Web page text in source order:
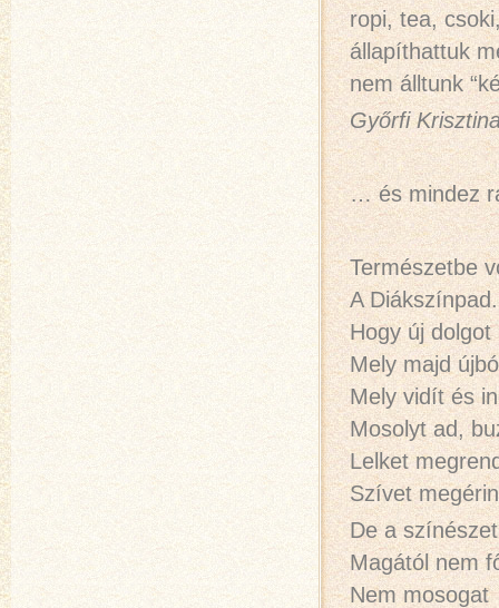
ropi, tea,
állapíthattuk
nem álltunk
Győrfi
… és mindez
Természetbe
A Diákszínpad.
Hogy új dolgot
Mely majd
Mely vidít és
Mosolyt ad,
Lelket
Szívet
De a színészet
Magától nem
Nem mosogat